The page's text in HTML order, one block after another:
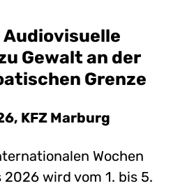
Audiovisuelle
Gewalt an der
Grenze
KFZ Marburg
Wochen
2026 wird vom 1. bis 5.